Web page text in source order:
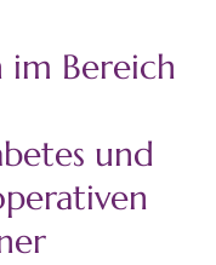
im Bereich
und